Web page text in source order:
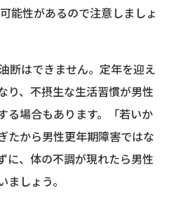
能性があるので注意しましょ
断はできません。定年を迎え
り、不摂生な生活習慣が男性
る場合もあります。「若いか
たから男性更年期障害ではな
に、体の不調が現れたら男性
しょう。